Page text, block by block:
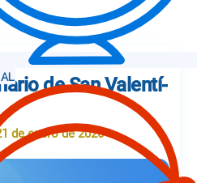
de San Valentí­
de enero de 2026